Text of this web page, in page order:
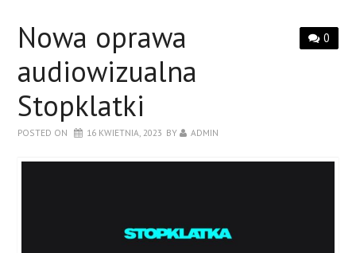
0
Nowa oprawa
audiowizualna
Stopklatki
POSTED ON 16 KWIETNIA, 2023 BY ADMIN